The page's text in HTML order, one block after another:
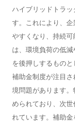
ハイブリッドトラ
す。これにより、
やすくなり、持続
は、環境負荷の低
を後押しするものと
補助金制度が注目
境問題があります
められており、次
れています。補助